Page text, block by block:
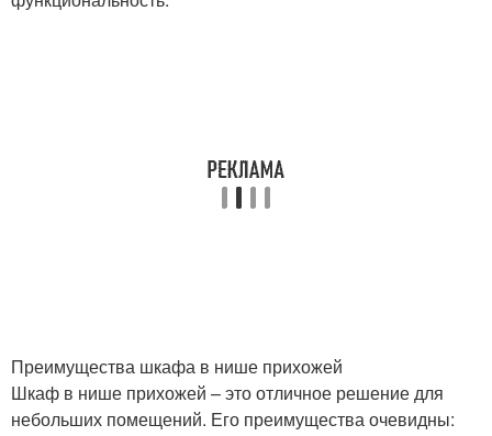
Преимущества шкафа в нише прихожей
Шкаф в нише прихожей – это отличное решение для
небольших помещений. Его преимущества очевидны: